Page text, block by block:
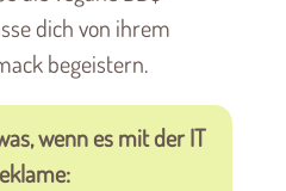
dich von ihrem
begeistern.
wenn es mit der IT